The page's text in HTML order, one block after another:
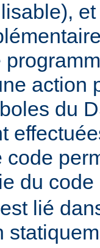
action
du
code
du
lié